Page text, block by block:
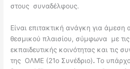
στους συναδέλφους.
Είναι επιτακτική ανάγκη για
θεσμικού πλαισίου, σύμφωνα με τις
εκπαιδευτικής κοινότητας και τις
της ΟΛΜΕ (21ο Συνέδριο).Το